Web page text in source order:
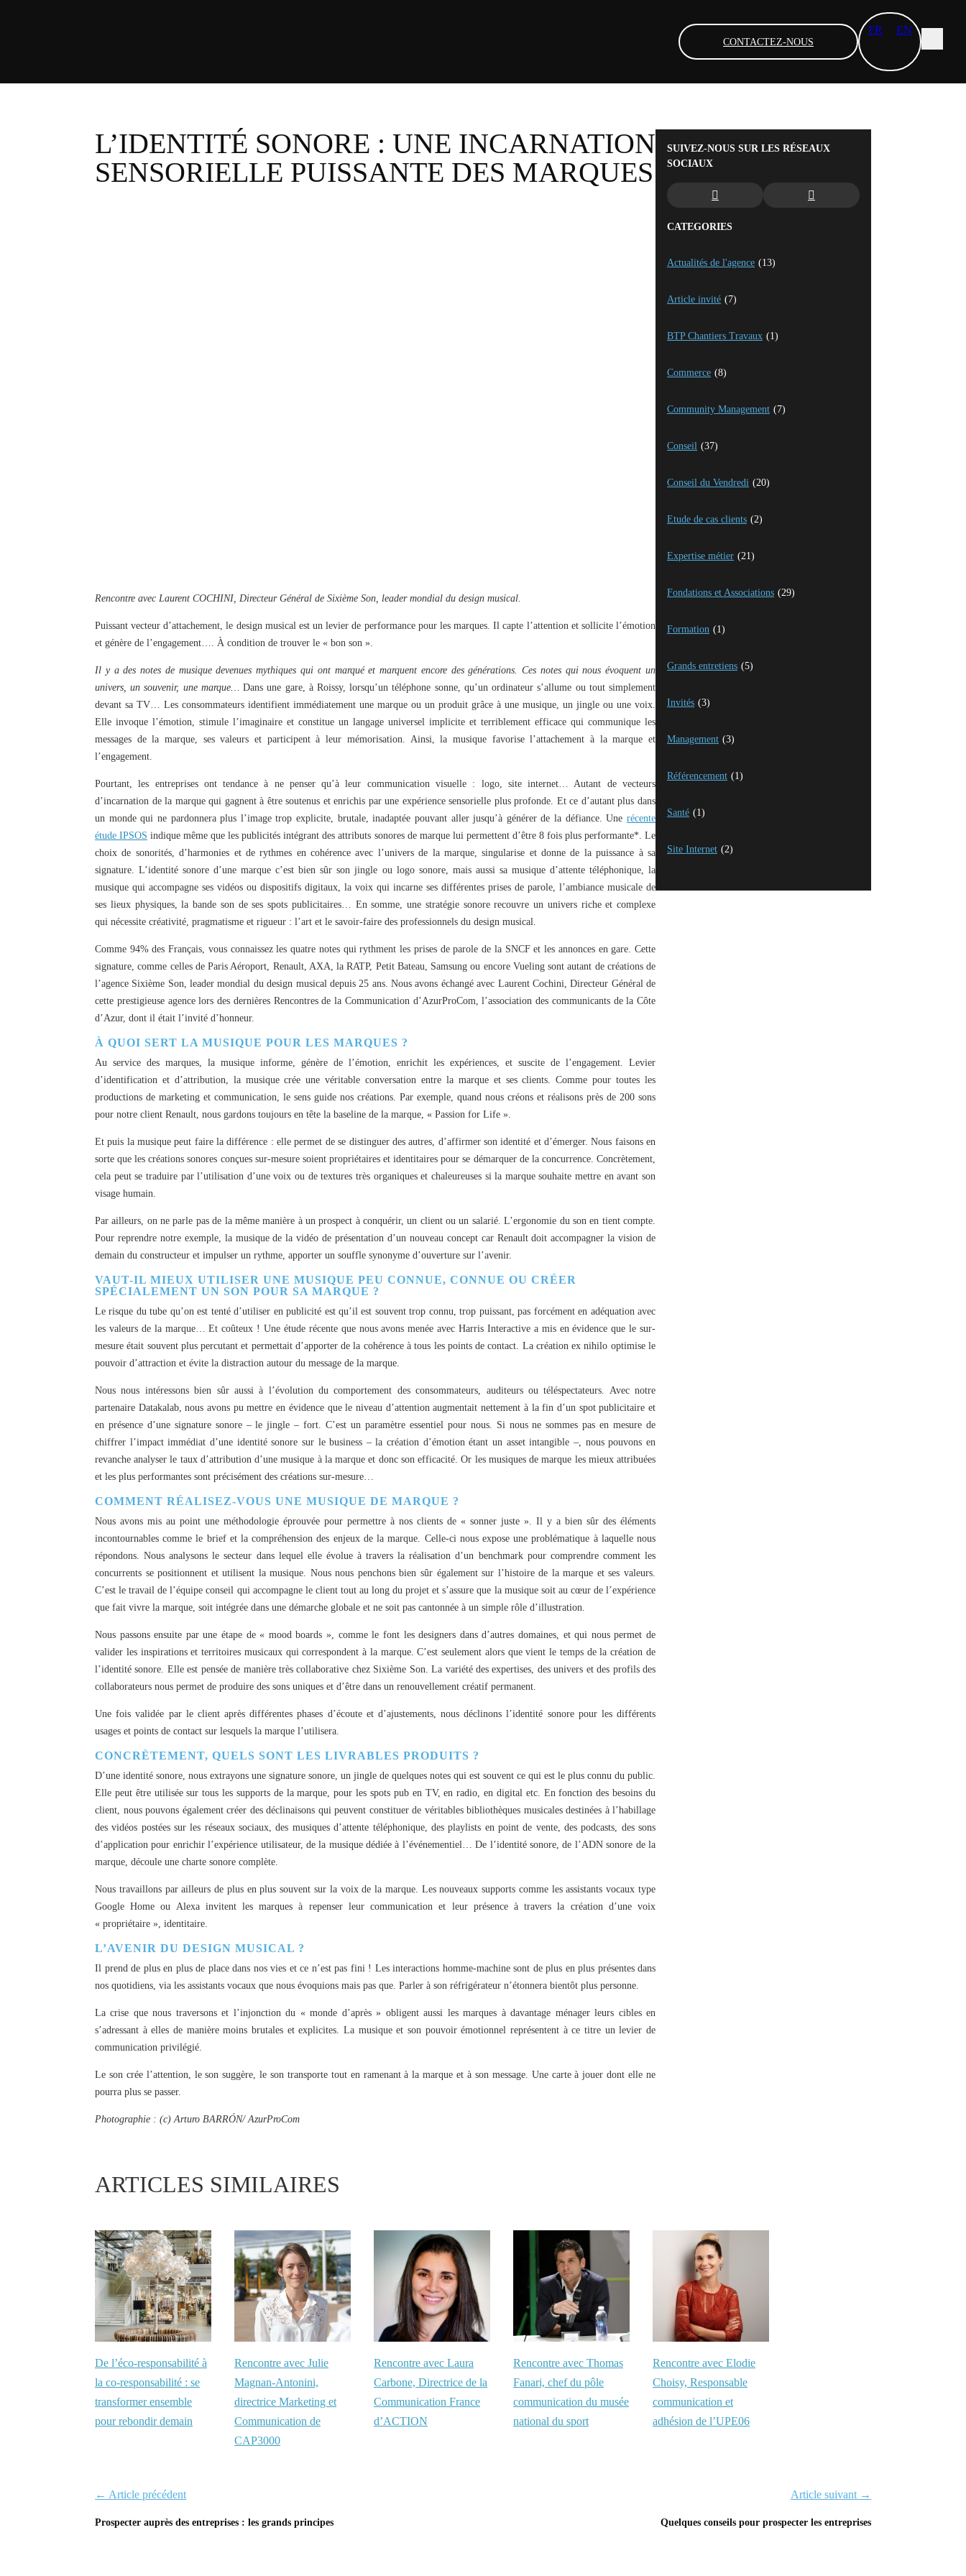
CONTACTEZ-NOUS
FR EN
L’IDENTITÉ SONORE : UNE INCARNATION
SENSORIELLE PUISSANTE DES MARQUES
Rencontre avec Laurent COCHINI, Directeur Général de Sixième Son, leader mondial du design musical.
Puissant vecteur d’attachement, le design musical est un levier de performance pour les marques. Il capte l’attention et sollicite l’émotion
et génère de l’engagement…. À condition de trouver le « bon son ».
Il y a des notes de musique devenues mythiques qui ont marqué et marquent encore des générations. Ces notes qui nous évoquent un
univers, un souvenir, une marque…Dans une gare, à Roissy, lorsqu’un téléphone sonne, qu’un ordinateur s’allume ou tout simplement
devant sa TV… Les consommateurs identifient immédiatement une marque ou un produit grâce à une musique, un jingle ou une voix.
Elle invoque l’émotion, stimule l’imaginaire et constitue un langage universel implicite et terriblement efficace qui communique les
messages de la marque, ses valeurs et participent à leur mémorisation. Ainsi, la musique favorise l’attachement à la marque et
l’engagement.
Pourtant, les entreprises ont tendance à ne penser qu’à leur communication visuelle : logo, site internet… Autant de vecteurs
d’incarnation de la marque qui gagnent à être soutenus et enrichis par une expérience sensorielle plus profonde. Et ce d’autant plus dans
un monde qui ne pardonnera plus l’image trop explicite, brutale, inadaptée pouvant aller jusqu’à générer de la défiance. Une récente
étude IPSOS indique même que les publicités intégrant des attributs sonores de marque lui permettent d’être 8 fois plus performante*. Le
choix de sonorités, d’harmonies et de rythmes en cohérence avec l’univers de la marque, singularise et donne de la puissance à sa
signature. L’identité sonore d’une marque c’est bien sûr son jingle ou logo sonore, mais aussi sa musique d’attente téléphonique, la
musique qui accompagne ses vidéos ou dispositifs digitaux, la voix qui incarne ses différentes prises de parole, l’ambiance musicale de
ses lieux physiques, la bande son de ses spots publicitaires… En somme, une stratégie sonore recouvre un univers riche et complexe
qui nécessite créativité, pragmatisme et rigueur : l’art et le savoir-faire des professionnels du design musical.
Comme 94% des Français, vous connaissez les quatre notes qui rythment les prises de parole de la SNCF et les annonces en gare. Cette
signature, comme celles de Paris Aéroport, Renault, AXA, la RATP, Petit Bateau, Samsung ou encore Vueling sont autant de créations de
l’agence Sixième Son, leader mondial du design musical depuis 25 ans. Nous avons échangé avec Laurent Cochini, Directeur Général de
cette prestigieuse agence lors des dernières Rencontres de la Communication d’AzurProCom, l’association des communicants de la Côte
d’Azur, dont il était l’invité d’honneur.
À QUOI SERT LA MUSIQUE POUR LES MARQUES ?
Au service des marques, la musique informe, génère de l’émotion, enrichit les expériences, et suscite de l’engagement. Levier
d’identification et d’attribution, la musique crée une véritable conversation entre la marque et ses clients. Comme pour toutes les
productions de marketing et communication, le sens guide nos créations. Par exemple, quand nous créons et réalisons près de 200 sons
pour notre client Renault, nous gardons toujours en tête la baseline de la marque, « Passion for Life ».
Et puis la musique peut faire la différence : elle permet de se distinguer des autres, d’affirmer son identité et d’émerger. Nous faisons en
sorte que les créations sonores conçues sur-mesure soient propriétaires et identitaires pour se démarquer de la concurrence. Concrètement,
cela peut se traduire par l’utilisation d’une voix ou de textures très organiques et chaleureuses si la marque souhaite mettre en avant son
visage humain.
Par ailleurs, on ne parle pas de la même manière à un prospect à conquérir, un client ou un salarié. L’ergonomie du son en tient compte.
Pour reprendre notre exemple, la musique de la vidéo de présentation d’un nouveau concept car Renault doit accompagner la vision de
demain du constructeur et impulser un rythme, apporter un souffle synonyme d’ouverture sur l’avenir.
VAUT-IL MIEUX UTILISER UNE MUSIQUE PEU CONNUE, CONNUE OU CRÉER
SPÉCIALEMENT UN SON POUR SA MARQUE ?
Le risque du tube qu’on est tenté d’utiliser en publicité est qu’il est souvent trop connu, trop puissant, pas forcément en adéquation avec
les valeurs de la marque… Et coûteux ! Une étude récente que nous avons menée avec Harris Interactive a mis en évidence que le sur-
mesure était souvent plus percutant et permettait d’apporter de la cohérence à tous les points de contact. La création ex nihilo optimise le
pouvoir d’attraction et évite la distraction autour du message de la marque.
Nous nous intéressons bien sûr aussi à l’évolution du comportement des consommateurs, auditeurs ou téléspectateurs. Avec notre
partenaire Datakalab, nous avons pu mettre en évidence que le niveau d’attention augmentait nettement à la fin d’un spot publicitaire et
en présence d’une signature sonore – le jingle – fort. C’est un paramètre essentiel pour nous. Si nous ne sommes pas en mesure de
chiffrer l’impact immédiat d’une identité sonore sur le business – la création d’émotion étant un asset intangible –, nous pouvons en
revanche analyser le taux d’attribution d’une musique à la marque et donc son efficacité. Or les musiques de marque les mieux attribuées
et les plus performantes sont précisément des créations sur-mesure…
COMMENT RÉALISEZ-VOUS UNE MUSIQUE DE MARQUE ?
Nous avons mis au point une méthodologie éprouvée pour permettre à nos clients de « sonner juste ». Il y a bien sûr des éléments
incontournables comme le brief et la compréhension des enjeux de la marque. Celle-ci nous expose une problématique à laquelle nous
répondons. Nous analysons le secteur dans lequel elle évolue à travers la réalisation d’un benchmark pour comprendre comment les
concurrents se positionnent et utilisent la musique. Nous nous penchons bien sûr également sur l’histoire de la marque et ses valeurs.
C’est le travail de l’équipe conseil qui accompagne le client tout au long du projet et s’assure que la musique soit au cœur de l’expérience
que fait vivre la marque, soit intégrée dans une démarche globale et ne soit pas cantonnée à un simple rôle d’illustration.
Nous passons ensuite par une étape de « mood boards », comme le font les designers dans d’autres domaines, et qui nous permet de
valider les inspirations et territoires musicaux qui correspondent à la marque. C’est seulement alors que vient le temps de la création de
l’identité sonore. Elle est pensée de manière très collaborative chez Sixième Son. La variété des expertises, des univers et des profils des
collaborateurs nous permet de produire des sons uniques et d’être dans un renouvellement créatif permanent.
Une fois validée par le client après différentes phases d’écoute et d’ajustements, nous déclinons l’identité sonore pour les différents
usages et points de contact sur lesquels la marque l’utilisera.
CONCRÈTEMENT, QUELS SONT LES LIVRABLES PRODUITS ?
D’une identité sonore, nous extrayons une signature sonore, un jingle de quelques notes qui est souvent ce qui est le plus connu du public.
Elle peut être utilisée sur tous les supports de la marque, pour les spots pub en TV, en radio, en digital etc. En fonction des besoins du
client, nous pouvons également créer des déclinaisons qui peuvent constituer de véritables bibliothèques musicales destinées à l’habillage
des vidéos postées sur les réseaux sociaux, des musiques d’attente téléphonique, des playlists en point de vente, des podcasts, des sons
d’application pour enrichir l’expérience utilisateur, de la musique dédiée à l’événementiel… De l’identité sonore, de l’ADN sonore de la
marque, découle une charte sonore complète.
Nous travaillons par ailleurs de plus en plus souvent sur la voix de la marque. Les nouveaux supports comme les assistants vocaux type
Google Home ou Alexa invitent les marques à repenser leur communication et leur présence à travers la création d’une voix
« propriétaire », identitaire.
L’AVENIR DU DESIGN MUSICAL ?
Il prend de plus en plus de place dans nos vies et ce n’est pas fini ! Les interactions homme-machine sont de plus en plus présentes dans
nos quotidiens, via les assistants vocaux que nous évoquions mais pas que. Parler à son réfrigérateur n’étonnera bientôt plus personne.
La crise que nous traversons et l’injonction du « monde d’après » obligent aussi les marques à davantage ménager leurs cibles en
s’adressant à elles de manière moins brutales et explicites. La musique et son pouvoir émotionnel représentent à ce titre un levier de
communication privilégié.
Le son crée l’attention, le son suggère, le son transporte tout en ramenant à la marque et à son message. Une carte à jouer dont elle ne
pourra plus se passer.
Photographie : (c) Arturo BARRÓN/ AzurProCom
SUIVEZ-NOUS SUR LES RÉSEAUX
SOCIAUX
CATEGORIES
Actualités de l'agence (13)
Article invité (7)
BTP Chantiers Travaux (1)
Commerce (8)
Community Management (7)
Conseil (37)
Conseil du Vendredi (20)
Etude de cas clients (2)
Expertise métier (21)
Fondations et Associations (29)
Formation (1)
Grands entretiens (5)
Invités (3)
Management (3)
Référencement (1)
Santé (1)
Site Internet (2)
ARTICLES SIMILAIRES
De l’éco-responsabilité à
la co-responsabilité : se
transformer ensemble
pour rebondir demain
Rencontre avec Julie
Magnan-Antonini,
directrice Marketing et
Communication de
CAP3000
Rencontre avec Laura
Carbone, Directrice de la
Communication France
d’ACTION
Rencontre avec Thomas
Fanari, chef du pôle
communication du musée
national du sport
Rencontre avec Elodie
Choisy, Responsable
communication et
adhésion de l’UPE06
← Article précédent
Prospecter auprès des entreprises : les grands principes
Article suivant →
Quelques conseils pour prospecter les entreprises